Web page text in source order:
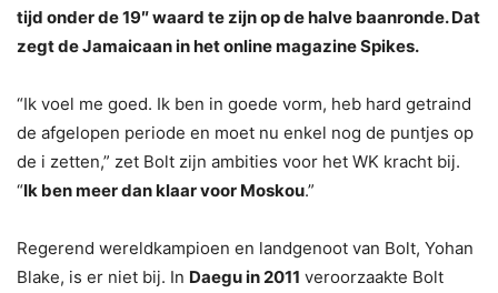
tijd onder de 19″ waard te zijn op de halve baanronde. Dat
zegt de Jamaicaan in het online magazine Spikes.
“Ik voel me goed. Ik ben in goede vorm, heb hard getraind
de afgelopen periode en moet nu enkel nog de puntjes op
de i zetten,” zet Bolt zijn ambities voor het WK kracht bij.
“Ik ben meer dan klaar voor Moskou.”
Regerend wereldkampioen en landgenoot van Bolt, Yohan
Blake, is er niet bij. In Daegu in 2011 veroorzaakte Bolt